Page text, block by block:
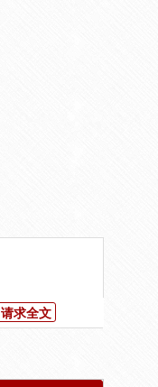
请求全文